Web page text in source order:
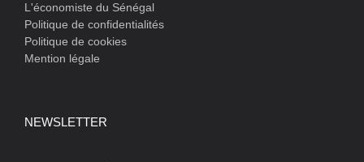
L'économiste du Sénégal
Politique de confidentialités
Politique de cookies
Mention légale
NEWSLETTER